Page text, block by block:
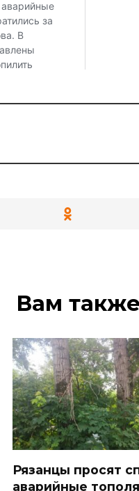
Вам
Рязанцы просят
аварийные тополя